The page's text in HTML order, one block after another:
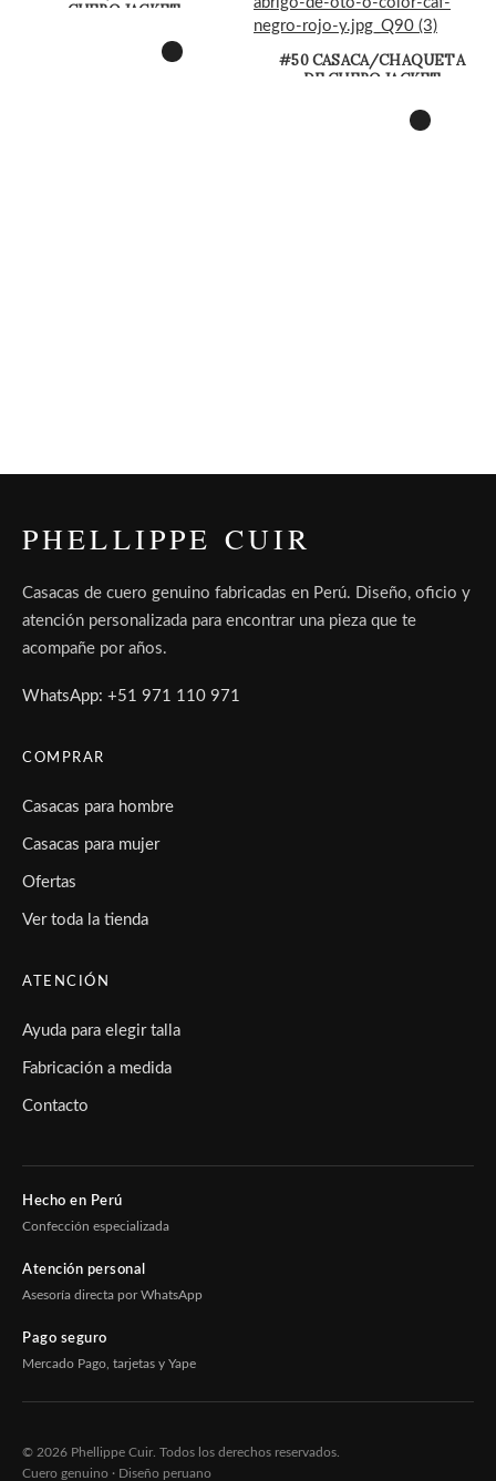
CUERO JACKET
#50 CASACA/CHAQUETA
DE CUERO JACKET
PHELLIPPE CUIR
Casacas de cuero genuino fabricadas en Perú. Diseño, oficio y
atención personalizada para encontrar una pieza que te
acompañe por años.
WhatsApp: +51 971 110 971
COMPRAR
Casacas para hombre
Casacas para mujer
Ofertas
Ver toda la tienda
ATENCIÓN
Ayuda para elegir talla
Fabricación a medida
Contacto
Hecho en Perú
Confección especializada
Atención personal
Asesoría directa por WhatsApp
Pago seguro
Mercado Pago, tarjetas y Yape
© 2026 Phellippe Cuir. Todos los derechos reservados.
Cuero genuino · Diseño peruano